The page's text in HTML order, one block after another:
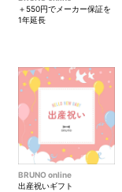
＋550円でメーカー保証を
1年延長
BRUNO online
出産祝いギフト